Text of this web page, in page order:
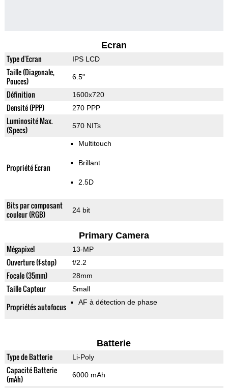
Ecran
Type d'Ecran IPS LCD
Taille (Diagonale,
Pouces)
6.5"
Définition 1600x720
Densité (PPP) 270 PPP
Luminosité Max.
(Specs)
570 NITs
Propriété Ecran
Multitouch
Brillant
2.5D
Bits par composant
couleur (RGB)
24 bit
Primary Camera
Mégapixel 13-MP
Ouverture (f-stop) f/2.2
Focale (35mm) 28mm
Taille Capteur Small
Propriétés autofocus AF à détection de phase
Batterie
Type de Batterie Li-Poly
Capacité Batterie
(mAh)
6000 mAh